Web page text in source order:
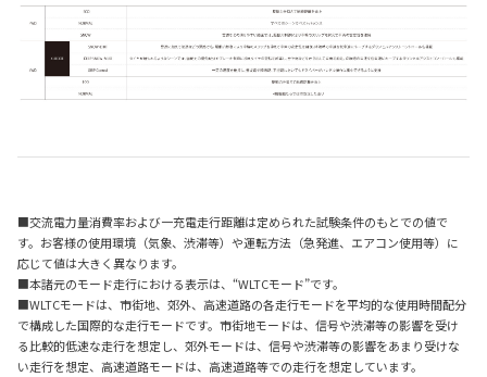
■交流電力量消費率および一充電走行距離は定められた試験条件のもとでの値で
す。お客様の使用環境（気象、渋滞等）や運転方法（急発進、エアコン使用等）に
応じて値は大きく異なります。
■本諸元のモード走行における表示は、“WLTCモード”です。
■WLTCモードは、市街地、郊外、高速道路の各走行モードを平均的な使用時間配分
で構成した国際的な走行モードです。市街地モードは、信号や渋滞等の影響を受け
る比較的低速な走行を想定し、郊外モードは、信号や渋滞等の影響をあまり受けな
い走行を想定、高速道路モードは、高速道路等での走行を想定しています。